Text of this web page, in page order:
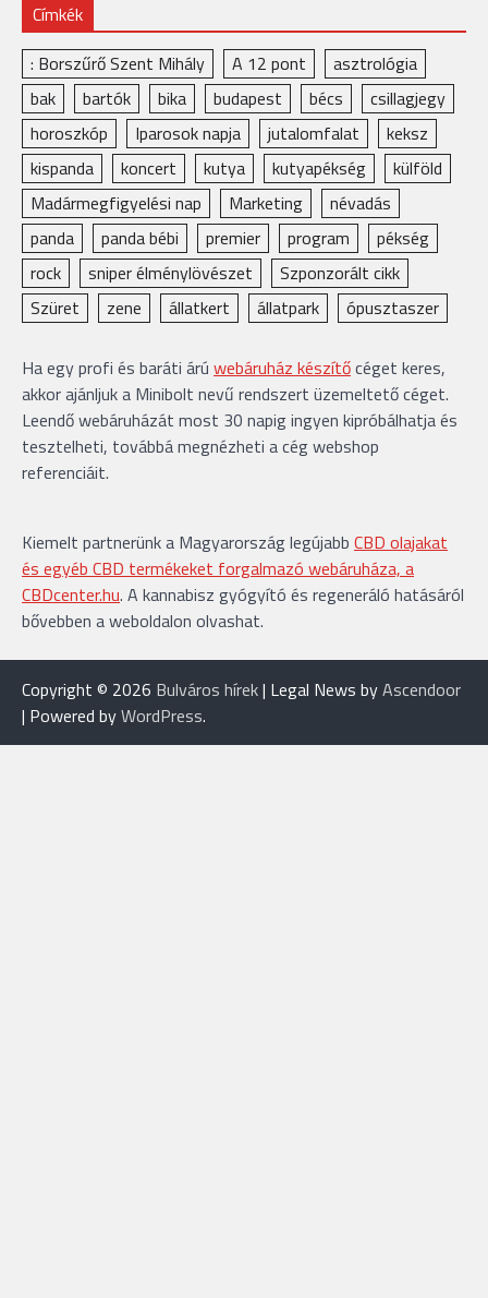
Címkék
: Borszűrő Szent Mihály
A 12 pont
asztrológia
bak
bartók bika budapest bécs
csillagjegy
horoszkóp
Iparosok napja jutalomfalat
keksz
kispanda
koncert kutya kutyapékség
külföld
Madármegfigyelési nap
Marketing
névadás
panda
panda bébi premier program
pékség
rock
sniper élménylövészet
Szponzorált cikk
Szüret
zene állatkert állatpark ópusztaszer
Ha egy profi és baráti árú webáruház készítőcéget keres,
akkor ajánljuk a Minibolt nevű rendszert üzemeltető céget.
Leendő webáruházát most 30 napig ingyen kipróbálhatja és
tesztelheti, továbbá megnézheti a cég webshop
referenciáit.
Kiemelt partnerünk a Magyarország legújabb CBD olajakat
és egyéb CBD termékeket forgalmazó webáruháza, a
CBDcenter.hu. A kannabisz gyógyító és regeneráló hatásáról
bővebben a weboldalon olvashat.
Copyright © 2026 Bulváros hírek| Legal News byAscendoor
| Powered byWordPress.